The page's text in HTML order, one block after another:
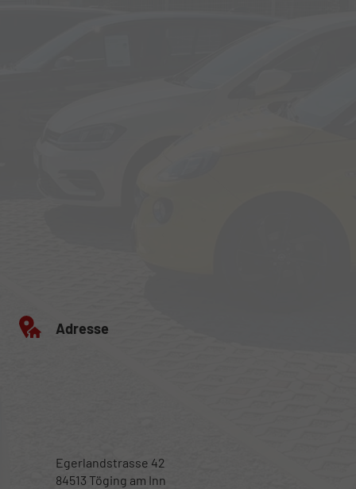
Adresse
Egerlandstrasse 42
84513 Töging am Inn